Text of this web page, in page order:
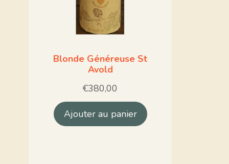
Blonde Généreuse St
Avold
€380,00
Ajouter au panier